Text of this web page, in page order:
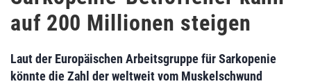
auf 200 Millionen steigen
Laut der Europäischen Arbeitsgruppe fürSarkopenie
könnte die Zahl der weltweit vom Muskelschwund